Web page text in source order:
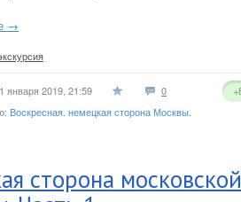
→
1 января 2019, 21:59 0
Воскресная. немецкая сторона Москвы.
сторона московской